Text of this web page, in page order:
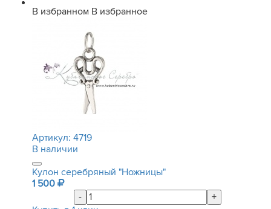
В избранном В избранное
Артикул: 4719
В наличии
Кулон серебряный "Ножницы"
1 500
-
+